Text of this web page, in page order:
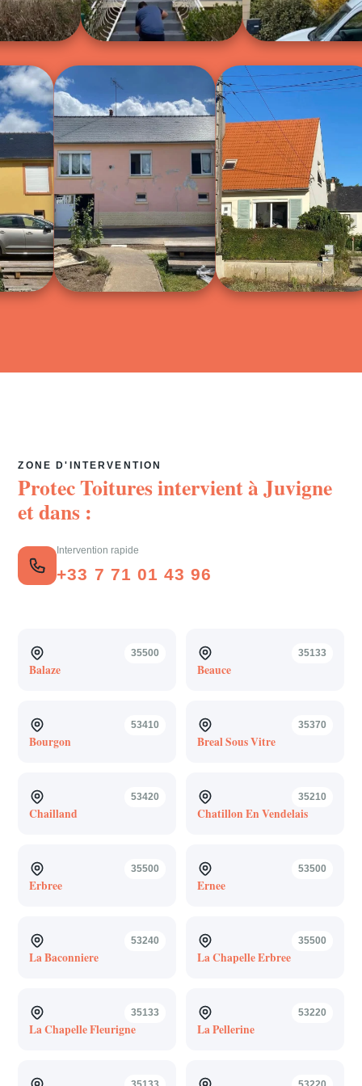
ZONE D'INTERVENTION
Protec Toitures intervient àJuvigne
et dans :
Intervention rapide
+33 7 71 01 43 96
35500
Balaze
35133
Beauce
53410
Bourgon
35370
Breal Sous Vitre
53420
Chailland
35210
Chatillon En Vendelais
35500
Erbree
53500
Ernee
53240
La Baconniere
35500
La Chapelle Erbree
35133
La Chapelle Fleurigne
53220
La Pellerine
35133 53220